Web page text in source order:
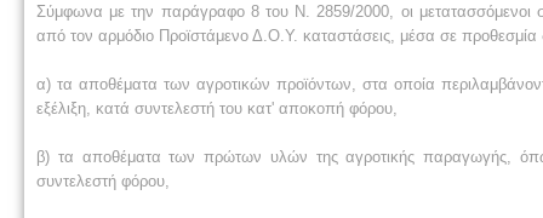
Σύμφωνα με την παράγραφο 8 του Ν. 2859/2000, οι μετατασσόμενοι
από τον αρμόδιο Προϊστάμενο Δ.Ο.Υ. καταστάσεις, μέσα σε
α) τα αποθέματα των αγροτικών προϊόντων, στα οποία
εξέλιξη, κατά συντελεστή του κατ' αποκοπή φόρου,
β) τα αποθέματα των πρώτων υλών της αγροτικής παραγωγής,
συντελεστή φόρου,